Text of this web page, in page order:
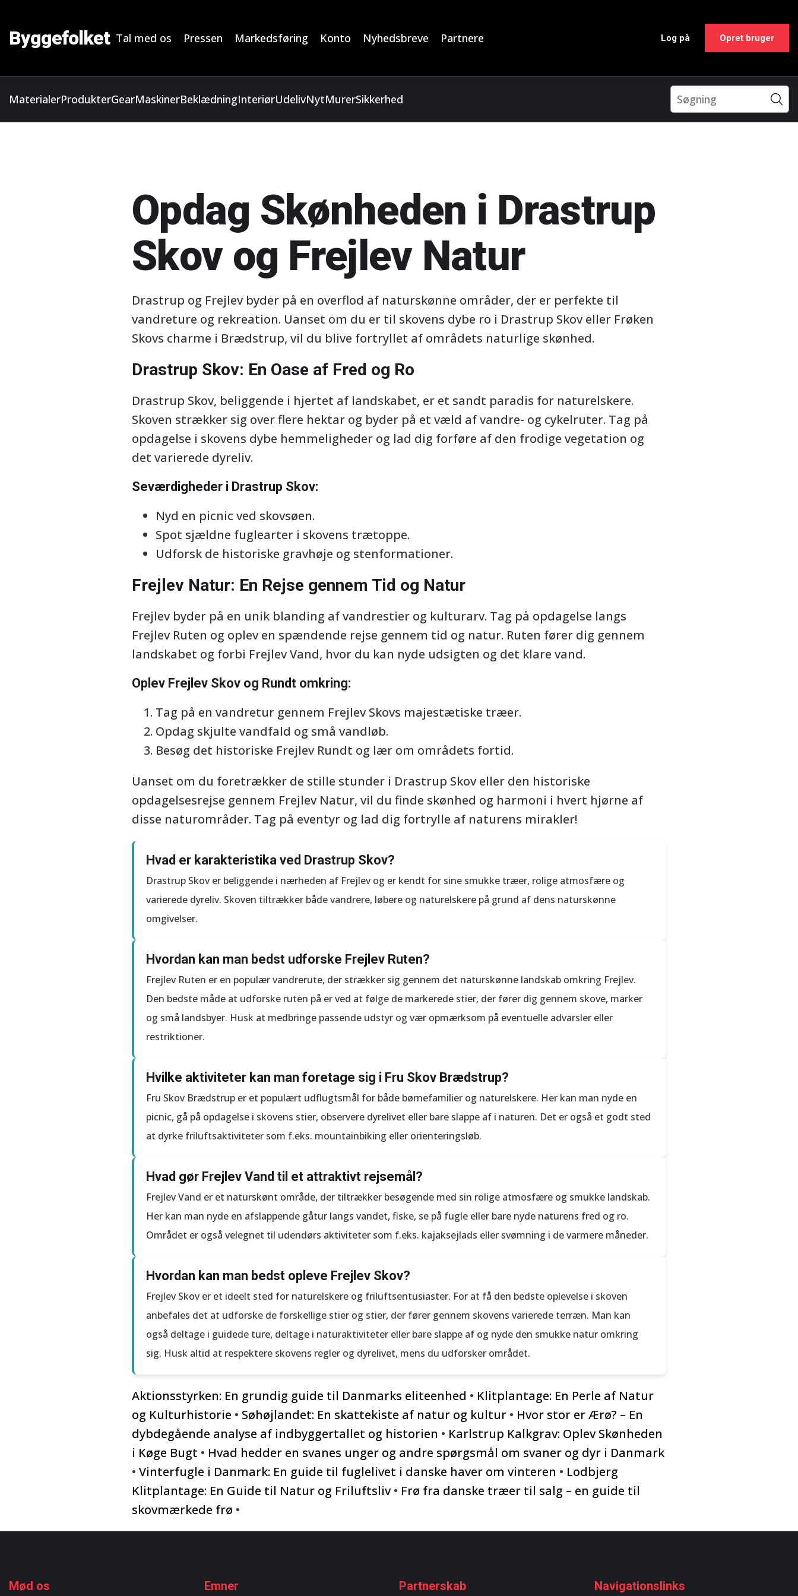
Byggefolket Tal med os Pressen Markedsføring Konto Nyhedsbreve Partnere Log på Opret bruger
MaterialerProdukterGearMaskinerBeklædningInteriørUdelivNytMurerSikkerhed
Opdag Skønheden i Drastrup
Skov og Frejlev Natur
Drastrup og Frejlev byder på en overflod af naturskønne områder, der er perfekte til
vandreture og rekreation. Uanset om du er til skovens dybe ro i Drastrup Skov eller Frøken
Skovs charme i Brædstrup, vil du blive fortryllet af områdets naturlige skønhed.
Drastrup Skov: En Oase af Fred og Ro
Drastrup Skov, beliggende i hjertet af landskabet, er et sandt paradis for naturelskere.
Skoven strækker sig over flere hektar og byder på et væld af vandre- og cykelruter. Tag på
opdagelse i skovens dybe hemmeligheder og lad dig forføre af den frodige vegetation og
det varierede dyreliv.
Seværdigheder i Drastrup Skov:
Nyd en picnic ved skovsøen.
Spot sjældne fuglearter i skovens trætoppe.
Udforsk de historiske gravhøje og stenformationer.
Frejlev Natur: En Rejse gennem Tid og Natur
Frejlev byder på en unik blanding af vandrestier og kulturarv. Tag på opdagelse langs
Frejlev Ruten og oplev en spændende rejse gennem tid og natur. Ruten fører dig gennem
landskabet og forbi Frejlev Vand, hvor du kan nyde udsigten og det klare vand.
Oplev Frejlev Skov og Rundt omkring:
Tag på en vandretur gennem Frejlev Skovs majestætiske træer.
Opdag skjulte vandfald og små vandløb.
Besøg det historiske Frejlev Rundt og lær om områdets fortid.
Uanset om du foretrækker de stille stunder i Drastrup Skov eller den historiske
opdagelsesrejse gennem Frejlev Natur, vil du finde skønhed og harmoni i hvert hjørne af
disse naturområder. Tag på eventyr og lad dig fortrylle af naturens mirakler!
Hvad er karakteristika ved Drastrup Skov?
Drastrup Skov er beliggende i nærheden af Frejlev og er kendt for sine smukke træer, rolige atmosfære og
varierede dyreliv. Skoven tiltrækker både vandrere, løbere og naturelskere på grund af dens naturskønne
omgivelser.
Hvordan kan man bedst udforske Frejlev Ruten?
Frejlev Ruten er en populær vandrerute, der strækker sig gennem det naturskønne landskab omkring Frejlev.
Den bedste måde at udforske ruten på er ved at følge de markerede stier, der fører dig gennem skove, marker
og små landsbyer. Husk at medbringe passende udstyr og vær opmærksom på eventuelle advarsler eller
restriktioner.
Hvilke aktiviteter kan man foretage sig i Fru Skov Brædstrup?
Fru Skov Brædstrup er et populært udflugtsmål for både børnefamilier og naturelskere. Her kan man nyde en
picnic, gå på opdagelse i skovens stier, observere dyrelivet eller bare slappe af i naturen. Det er også et godt sted
at dyrke friluftsaktiviteter som f.eks. mountainbiking eller orienteringsløb.
Hvad gør Frejlev Vand til et attraktivt rejsemål?
Frejlev Vand er et naturskønt område, der tiltrækker besøgende med sin rolige atmosfære og smukke landskab.
Her kan man nyde en afslappende gåtur langs vandet, fiske, se på fugle eller bare nyde naturens fred og ro.
Området er også velegnet til udendørs aktiviteter som f.eks. kajaksejlads eller svømning i de varmere måneder.
Hvordan kan man bedst opleve Frejlev Skov?
Frejlev Skov er et ideelt sted for naturelskere og friluftsentusiaster. For at få den bedste oplevelse i skoven
anbefales det at udforske de forskellige stier og stier, der fører gennem skovens varierede terræn. Man kan
også deltage i guidede ture, deltage i naturaktiviteter eller bare slappe af og nyde den smukke natur omkring
sig. Husk altid at respektere skovens regler og dyrelivet, mens du udforsker området.
Aktionsstyrken: En grundig guide til Danmarks eliteenhed • Klitplantage: En Perle af Natur
og Kulturhistorie • Søhøjlandet: En skattekiste af natur og kultur • Hvor stor er Ærø? – En
dybdegående analyse af indbyggertallet og historien • Karlstrup Kalkgrav: Oplev Skønheden
i Køge Bugt • Hvad hedder en svanes unger og andre spørgsmål om svaner og dyr i Danmark
• Vinterfugle i Danmark: En guide til fuglelivet i danske haver om vinteren • Lodbjerg
Klitplantage: En Guide til Natur og Friluftsliv• Frø fra danske træer til salg – en guide til
skovmærkede frø •
Mød os Emner Partnerskab Navigationslinks